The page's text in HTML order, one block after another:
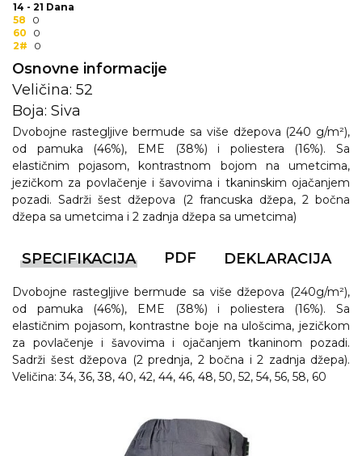
14 - 21 Dana
58
0
60
0
2#
0
Osnovne informacije
Veličina: 52
Boja: Siva
Dvobojne rastegljive bermude sa više džepova (240 g/m²),
od pamuka (46%), EME (38%) i poliestera (16%). Sa
elastičnim pojasom, kontrastnom bojom na umetcima,
jezičkom za povlačenje i šavovima i tkaninskim ojačanjem
pozadi. Sadrži šest džepova (2 francuska džepa, 2 bočna
džepa sa umetcima i 2 zadnja džepa sa umetcima)
SPECIFIKACIJA PDF DEKLARACIJA
Dvobojne rastegljive bermude sa više džepova (240g/m²),
od pamuka (46%), EME (38%) i poliestera (16%). Sa
elastičnim pojasom, kontrastne boje na ulošcima, jezičkom
za povlačenje i šavovima i ojačanjem tkaninom pozadi.
Sadrži šest džepova (2 prednja, 2 bočna i 2 zadnja džepa).
Veličina: 34, 36, 38, 40, 42, 44, 46, 48, 50, 52, 54, 56, 58, 60